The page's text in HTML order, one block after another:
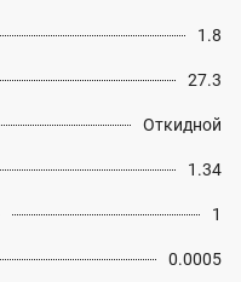
1.8
27.3
Откидной
1.34
1
0.0005